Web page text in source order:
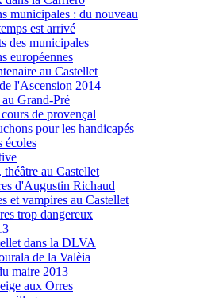
municipales : du nouveau
est arrivé
des municipales
européennes
au Castellet
l'Ascension 2014
Grand-Pré
de provençal
pour les handicapés
écoles
théâtre au Castellet
d'Augustin Richaud
et vampires au Castellet
trop dangereux
dans la DLVA
de la Valèia
maire 2013
aux Orres